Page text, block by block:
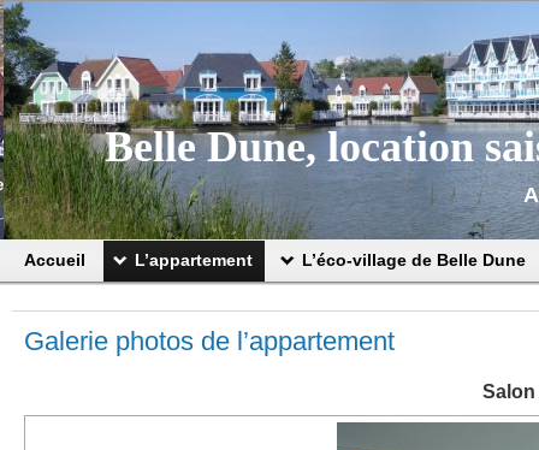
Belle Dune, location
Accueil L’appartement L’éco-village de Belle Dune
Galerie photos de l’appartement